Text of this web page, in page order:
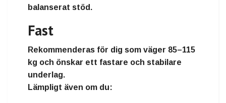
balanserat stöd.
Fast
Rekommenderas för dig som väger 85–115
kg och önskar ett fastare och stabilare
underlag.
Lämpligt även om du: